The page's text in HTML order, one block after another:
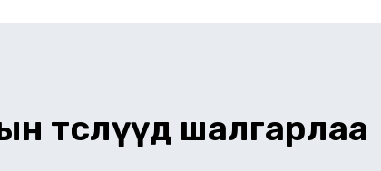
төслүүд шалгарлаа